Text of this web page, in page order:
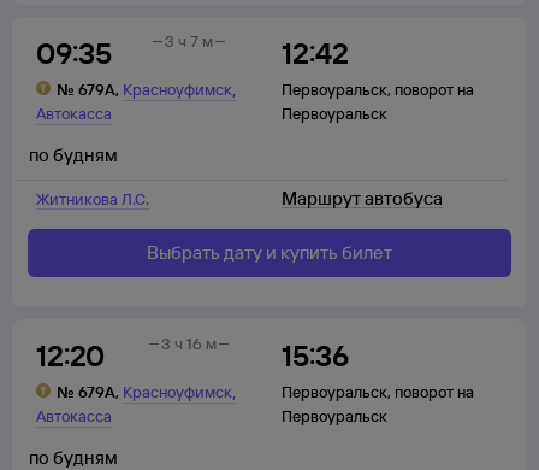
09:35
№ 679А, Красноуфимск,
Автокасса
12:42
Первоуральск, поворот на
Первоуральск
3 ч 7 м
Житникова Л.С.
по будням
Маршрут автобуса
Выбрать дату и купить билет
12:20
№ 679А, Красноуфимск,
Автокасса
15:36
Первоуральск, поворот на
Первоуральск
3 ч 16 м
по будням